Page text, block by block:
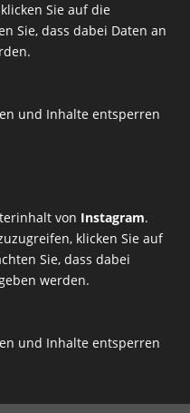
Sie auf die
Sie, dass dabei Daten an
und Inhalte entsperren
von Instagram.
klicken Sie auf
Sie, dass dabei
werden.
und Inhalte entsperren